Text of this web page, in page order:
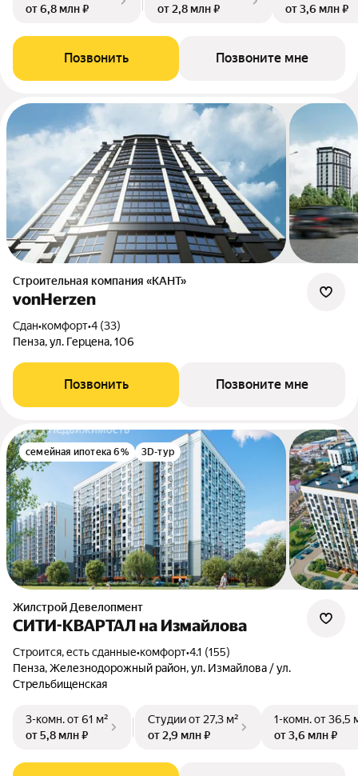
от 6,8 млн ₽
от 2,8 млн ₽
от 3,6 млн ₽
Позвонить Позвоните мне
Строительная компания «КАНТ»
vonHerzen
Сдан•комфорт•4 (33)
Пенза, ул. Герцена, 106
Позвонить Позвоните мне
семейная ипотека 6% 3D-тур
Жилстрой Девелопмент
СИТИ-КВАРТАЛ на Измайлова
Строится, есть сданные•комфорт•4.1 (155)
Пенза, Железнодорожный район, ул. Измайлова / ул.
Стрельбищенская
3-комн.от 61 м²
от 5,8 млн ₽
Студииот 27,3 м²
от 2,9 млн ₽
1-комн.от 36,5
от 3,6 млн ₽